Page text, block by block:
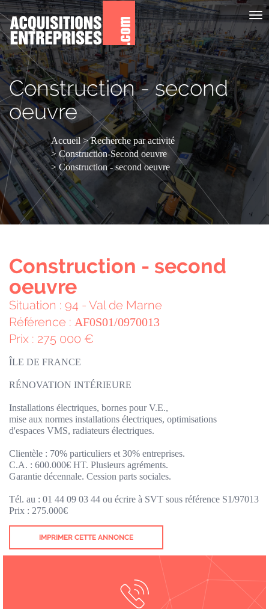
le
Construction - second
oeuvre
Accueil
Recherche par activité
Construction-Second oeuvre
Construction - second oeuvre
Construction - second
oeuvre
Situation : 94 - Val de Marne
Référence : AF0S01/0970013
Prix : 275 000 €
ÎLE DE FRANCE
RÉNOVATION INTÉRIEURE
Installations électriques, bornes pour V.E.,
mise aux normes installations électriques, optimisations
d'espaces VMS, radiateurs électriques.
Clientèle : 70% particuliers et 30% entreprises.
C.A. : 600.000€ HT. Plusieurs agréments.
Garantie décennale. Cession parts sociales.
Tél. au : 01 44 09 03 44 ou écrire à SVT sous référence S1/97013
Prix : 275.000€
IMPRIMER CETTE ANNONCE